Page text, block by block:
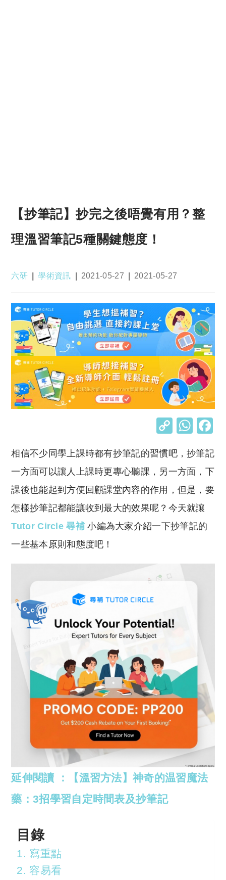
【抄筆記】抄完之後唔覺有用？整
理溫習筆記5種關鍵態度！
Post
六研
Post
學術資訊
Post
2021-05-27
Post
2021-05-27
C
p
y
Li
n
k
W
at
s
A
p
p
相信不少同學上課時都有抄筆記的習慣吧，抄筆記
一方面可以讓人上課時更專心聽課，另一方面，下
課後也能起到方便回顧課堂內容的作用，但是，要
怎樣抄筆記都能讓收到最大的效果呢？今天就讓
Tutor Circle 尋補小編為大家介紹一下抄筆記的
一些基本原則和態度吧！
延伸閱讀 ：【溫習方法】神奇的温習魔法
藥：3招學習自定時間表及抄筆記
目錄
1. 寫重點
2. 容易看